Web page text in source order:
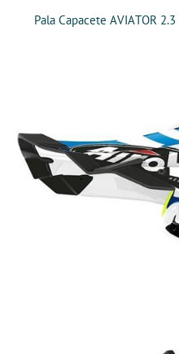
Pala Capacete AVIATOR